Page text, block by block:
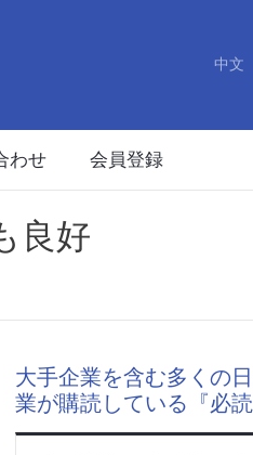
中文
わせ 会員登録
良好
大手企業を含む多くの
業が購読している『必読